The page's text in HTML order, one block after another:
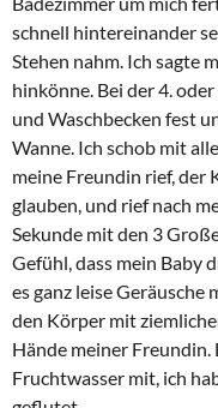
schnell hintereinander
Stehen nahm. Ich sagte
hinkönne. Bei der 4.
und Waschbecken fest
Wanne. Ich schob mit
meine Freundin rief, der
glauben, und rief nach
Sekunde mit den 3
Gefühl, dass mein Baby
es ganz leise Geräusche
den Körper mit
Hände meiner Freundin.
Fruchtwasser mit, ich